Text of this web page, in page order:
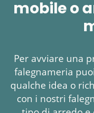
mobile o
Per avviare una
falegnameria
qualche idea o
con i nostri